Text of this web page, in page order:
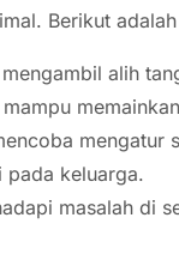
Berikut
alih
mengatur
pada keluarga.
masalah di